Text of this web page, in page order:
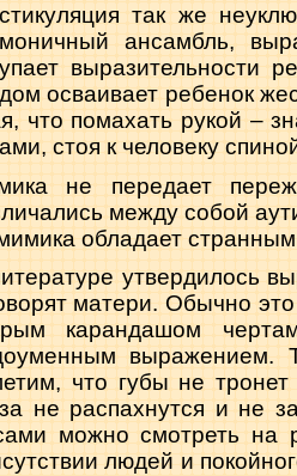
так же
ансамбль,
осваивает ребенок
что помахать рукой –
стоя к человеку
не передает
между собой
обладает
утвердилось
матери. Обычно
карандашом
выражением.
что губы не
не распахнутся и не
можно смотреть на
людей и